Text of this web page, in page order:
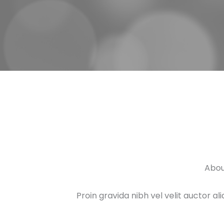
Proin gravida nibh vel velit auctor